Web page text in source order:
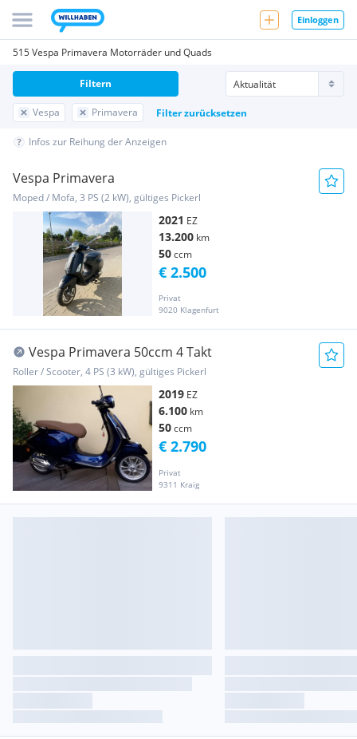
Einloggen
515 Vespa Primavera Motorräder und Quads
Vespa Primavera Filter zurücksetzen
Filtern
Infos zur Reihung der Anzeigen
Vespa Primavera
Moped / Mofa, 3 PS (2 kW), gültiges Pickerl
2021 EZ
13.200 km
50ccm
Privat
9020 Klagenfurt
€ 2.500
Vespa Primavera 50ccm 4 Takt
Roller / Scooter, 4 PS (3 kW), gültiges Pickerl
2019 EZ
6.100 km
50ccm
Privat
9311 Kraig
€ 2.790